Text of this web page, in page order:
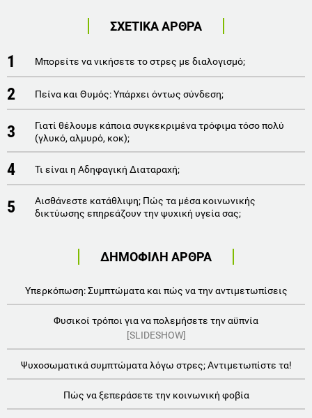
ΣΧΕΤΙΚΑ ΑΡΘΡΑ
1 Μπορείτε να νικήσετε το στρες με διαλογισμό;
2 Πείνα και Θυμός: Υπάρχει όντως σύνδεση;
3
Γιατί θέλουμε κάποια συγκεκριμένα τρόφιμα τόσο πολύ
(γλυκό, αλμυρό, κοκ);
4 Τι είναι η Αδηφαγική Διαταραχή;
5
Aισθάνεστε κατάθλιψη; Πώς τα μέσα κοινωνικής
δικτύωσης επηρεάζουν την ψυχική υγεία σας;
ΔΗΜΟΦΙΛΗ ΑΡΘΡΑ
Υπερκόπωση: Συμπτώματα και πώς να την αντιμετωπίσεις
Φυσικοί τρόποι για να πολεμήσετε την αϋπνία
[SLIDESHOW]
Ψυχοσωματικά συμπτώματα λόγω στρες; Αντιμετωπίστε τα!
Πώς να ξεπεράσετε την κοινωνική φοβία